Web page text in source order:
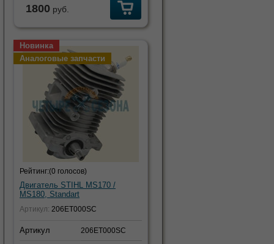
1800 руб.
Новинка
Аналоговые запчасти
Рейтинг:(0 голосов)
Двигатель STIHL MS170 /
MS180, Standart
Артикул: 206ET000SC
Артикул 206ET000SC